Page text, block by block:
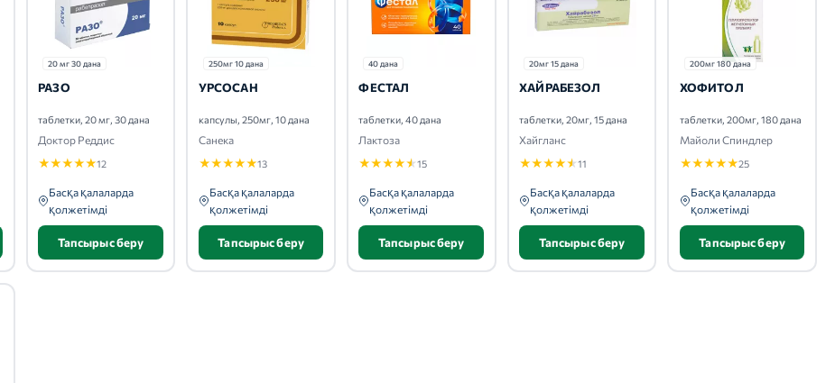
20 мг 30 дана
РАЗО
таблетки, 20 мг, 30 дана
Доктор Реддис
★★★★★12
Басқа қалаларда
қолжетімді
Тапсырыс беру
250мг 10 дана
УРСОСАН
капсулы, 250мг, 10 дана
Санека
★★★★★13
Басқа қалаларда
қолжетімді
Тапсырыс беру
40 дана
ФЕСТАЛ
таблетки, 40 дана
Лактоза
★★★★★15
Басқа қалаларда
қолжетімді
Тапсырыс беру
20мг 15 дана
ХАЙРАБЕЗОЛ
таблетки, 20мг, 15 дана
Хайгланс
★★★★★11
Басқа қалаларда
қолжетімді
Тапсырыс беру
200мг 180 дана
ХОФИТОЛ
таблетки, 200мг, 180 дана
Майоли Спиндлер
★★★★★25
Басқа қалаларда
қолжетімді
Тапсырыс беру